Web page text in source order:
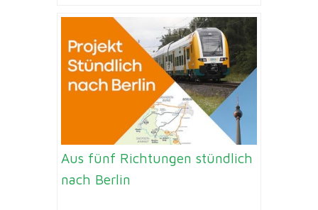
Aus fünf Richtungen stündlich
nach Berlin